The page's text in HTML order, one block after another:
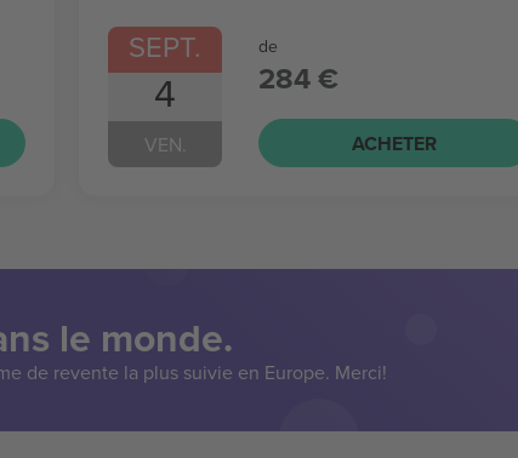
SEPT.
4
VEN.
de
284 €
ACHETER
le monde.
de revente la plus suivie en Europe. Merci!